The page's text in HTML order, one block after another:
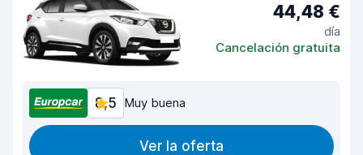
44,48 €
día
Cancelación gratuita
8,5 Muy buena
Ver la oferta